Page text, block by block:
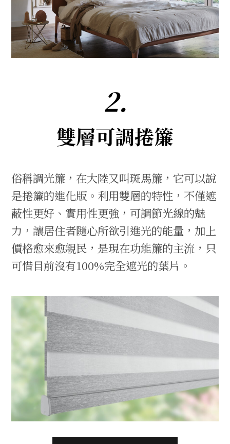
2.
雙層可調捲簾
俗稱調光簾，在大陸又叫斑馬簾，它可以說
是捲簾的進化版。利用雙層的特性，不僅遮
蔽性更好、實用性更強，可調節光線的魅
力，讓居住者隨心所欲引進光的能量，加上
價格愈來愈親民，是現在功能簾的主流，只
可惜目前沒有100%完全遮光的葉片。